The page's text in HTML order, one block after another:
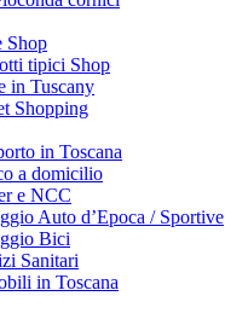
Shop
tipici Shop
in Tuscany
Shopping
in Toscana
a domicilio
e NCC
Auto d’Epoca / Sportive
Bici
Sanitari
in Toscana